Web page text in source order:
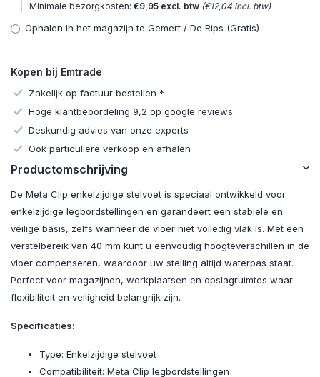
Minimale bezorgkosten: €9,95 excl. btw (€12,04 incl. btw)
Ophalen in het magazijn te Gemert / De Rips (Gratis)
Kopen bij Emtrade
Zakelijk op factuur bestellen *
Hoge klantbeoordeling 9,2 op google reviews
Deskundig advies van onze experts
Ook particuliere verkoop en afhalen
Productomschrijving
De Meta Clip enkelzijdige stelvoet is speciaal ontwikkeld voor
enkelzijdige legbordstellingen en garandeert een stabiele en
veilige basis, zelfs wanneer de vloer niet volledig vlak is. Met een
verstelbereik van 40 mm kunt u eenvoudig hoogteverschillen in de
vloer compenseren, waardoor uw stelling altijd waterpas staat.
Perfect voor magazijnen, werkplaatsen en opslagruimtes waar
flexibiliteit en veiligheid belangrijk zijn.
Specificaties:
Type: Enkelzijdige stelvoet
Compatibiliteit: Meta Clip legbordstellingen